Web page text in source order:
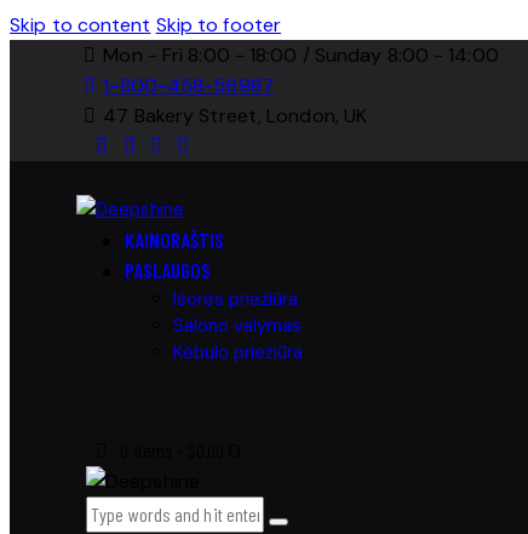
Skip to content Skip to footer
Mon - Fri 8:00 - 18:00 / Sunday 8:00 - 14:00
1-800-458-56987
47 Bakery Street, London, UK
KAINORAŠTIS
PASLAUGOS
Išorės priežiūra
Salono valymas
Kėbulo priežiūra